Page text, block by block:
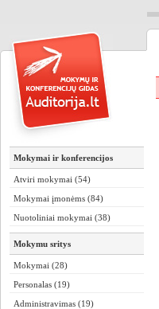
Mokymai ir konferencijos
Atviri mokymai (54)
Mokymai įmonėms (84)
Nuotoliniai mokymai (38)
Mokymu sritys
Mokymai (28)
Personalas (19)
Administravimas (19)